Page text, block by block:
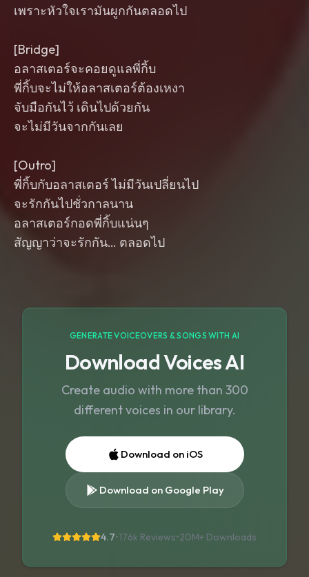
เพราะหัวใจเรามันผูกกันตลอดไป
[Bridge]
อลาสเตอร์จะคอยดูแลพี่กิ้บ
พี่กิ้บจะไม่ให้อลาสเตอร์ต้องเหงา
จับมือกันไว้ เดินไปด้วยกัน
จะไม่มีวันจากกันเลย
[Outro]
พี่กิ้บกับอลาสเตอร์ ไม่มีวันเปลี่ยนไป
จะรักกันไปชั่วกาลนาน
อลาสเตอร์กอดพี่กิ้บแน่นๆ
GENERATE VOICEOVERS & SONGS WITH AI
Download Voices AI
Create audio with more than 300
different voices in our library.
Download on iOS
Download on Google Play
4.7•176k Reviews•20M+ Downloads